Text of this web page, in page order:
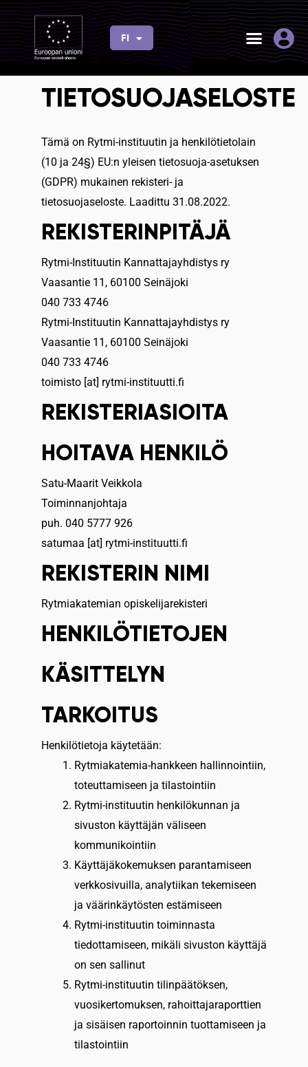
Siirry
sisältöön
FI
EN
TIETOSUOJASELOSTE
Tämä on Rytmi-instituutin ja henkilötietolain
(10 ja 24§) EU:n yleisen tietosuoja-asetuksen
(GDPR) mukainen rekisteri- ja
tietosuojaseloste. Laadittu 31.08.2022.
REKISTERINPITÄJÄ
Rytmi-Instituutin Kannattajayhdistys ry
Vaasantie 11, 60100 Seinäjoki
040 733 4746
Rytmi-Instituutin Kannattajayhdistys ry
Vaasantie 11, 60100 Seinäjoki
040 733 4746
toimisto [at] rytmi-instituutti.fi
REKISTERIASIOITA
HOITAVA HENKILÖ
Satu-Maarit Veikkola
Toiminnanjohtaja
puh. 040 5777 926
satumaa [at] rytmi-instituutti.fi
REKISTERIN NIMI
Rytmiakatemian opiskelijarekisteri
HENKILÖTIETOJEN
KÄSITTELYN
TARKOITUS
Henkilötietoja käytetään:
Rytmiakatemia-hankkeen hallinnointiin,
toteuttamiseen ja tilastointiin
Rytmi-instituutin henkilökunnan ja
sivuston käyttäjän väliseen
kommunikointiin
Käyttäjäkokemuksen parantamiseen
verkkosivuilla, analytiikan tekemiseen
ja väärinkäytösten estämiseen
Rytmi-instituutin toiminnasta
tiedottamiseen, mikäli sivuston käyttäjä
on sen sallinut
Rytmi-instituutin tilinpäätöksen,
vuosikertomuksen, rahoittajaraporttien
ja sisäisen raportoinnin tuottamiseen ja
tilastointiin